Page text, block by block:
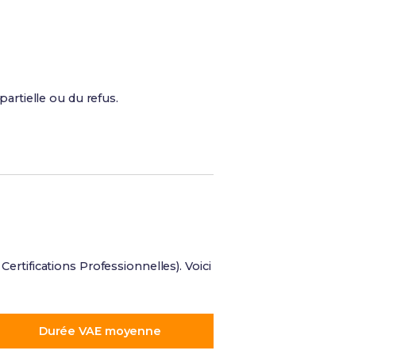
ou du refus.
Professionnelles). Voici
Durée VAE moyenne